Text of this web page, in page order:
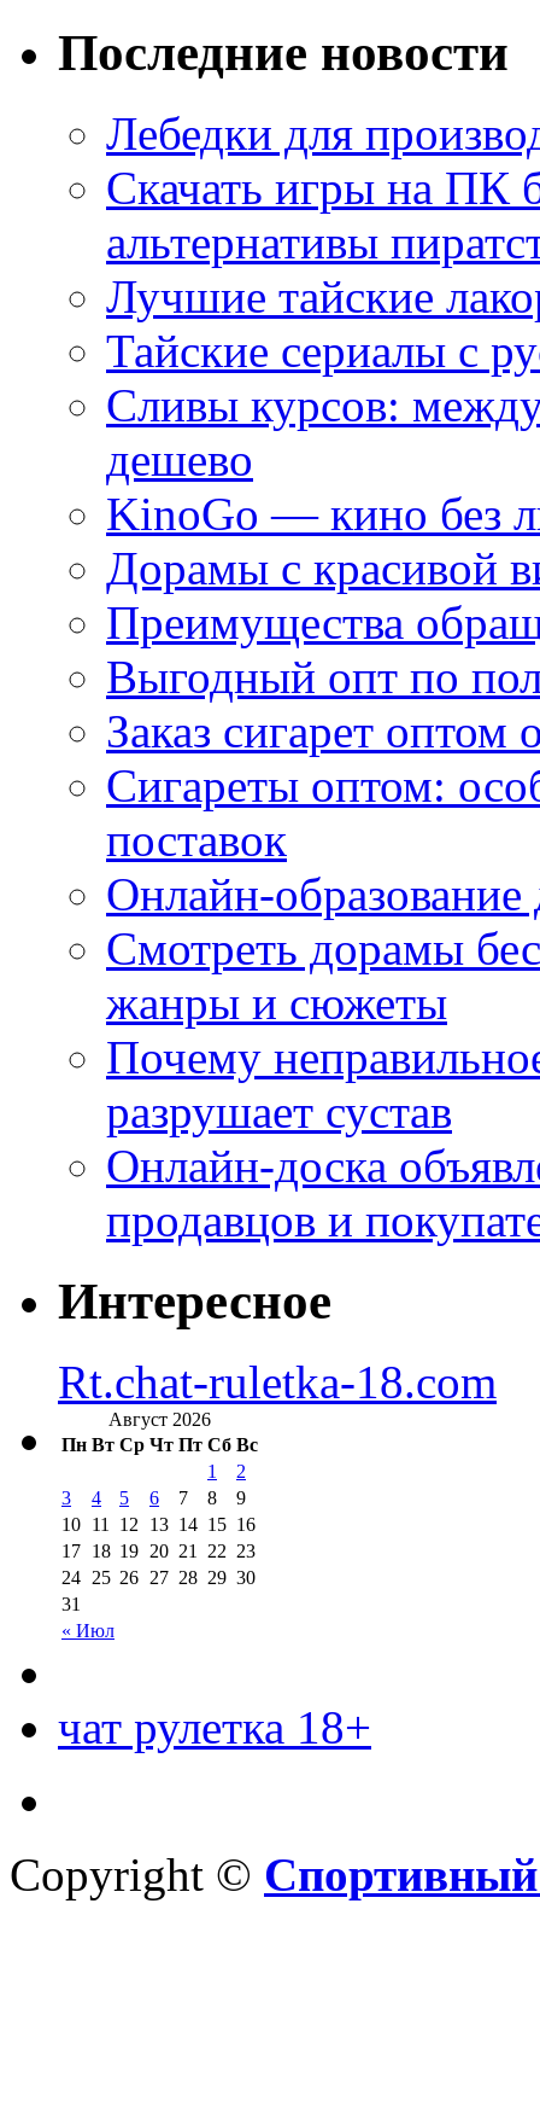
Последние новости
Лебедки для
Скачать игры на ПК
альтернативы
Лучшие тайские
Тайские сериалы с
Сливы курсов:
дешево
KinoGo — кино без
Дорамы с красивой
Преимущества
Выгодный опт по
Заказ сигарет оптом
Сигареты оптом:
поставок
Онлайн-
Смотреть дорамы
жанры и сюжеты
Почему
разрушает сустав
Онлайн-доска
продавцов и
Интересное
Rt.chat-ruletka-18.com
Август 2026
Пн Вт Ср Чт Пт Сб Вс
« Июл
1
2
3
4 5 6 7 8
9
10 11 12 13 14 15 16
17 18 19 20 21 22 23
24 25 26 27 28 29 30
31
чат рулетка 18+
Copyright © Спортивный